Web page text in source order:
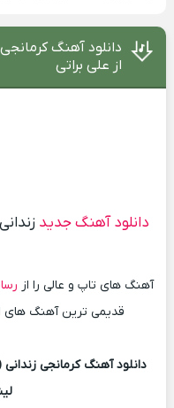
دانلود آهنگ
از علی براتی
دانلود آهنگ جدید
آهنگ های تاپ و عالی را از
قدیمی ترین آهنگ های
دانلود آهنگ کرمانجی